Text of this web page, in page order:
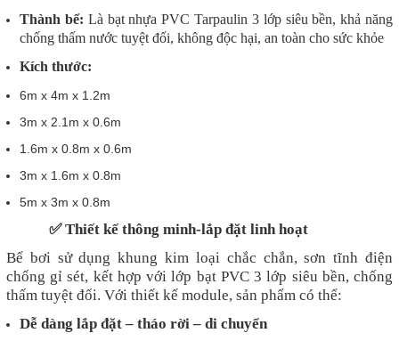
Thành bể: Là bạt nhựa PVC Tarpaulin 3 lớp siêu bền, khả năng
chống thấm nước tuyệt đối, không độc hại, an toàn cho sức khỏe
Kích thước:
6m x 4m x 1.2m
3m x 2.1m x 0.6m
1.6m x 0.8m x 0.6m
3m x 1.6m x 0.8m
5m x 3m x 0.8m
✅Thiết kế thông minh-lắp đặt linh hoạt
Bể bơi sử dụng khung kim loại chắc chắn, sơn tĩnh điện
chống gỉ sét, kết hợp với lớp bạt PVC 3 lớp siêu bền, chống
thấm tuyệt đối. Với thiết kế module, sản phẩm có thể:
Dễ dàng lắp đặt – tháo rời – di chuyển